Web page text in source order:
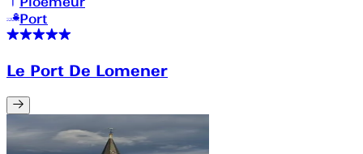
Port
Le Port De Lomener